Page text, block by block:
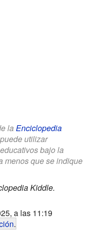
la Enciclopedia
utilizar
bajo la
menos que se indique
Kiddle.
a las 11:19
.